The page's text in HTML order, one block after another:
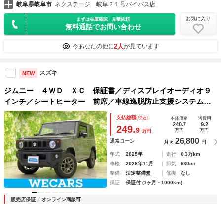
岐阜県岐阜市 ネクステージ 岐阜２１号バイパス店
まずは在庫確認・見積依頼
無料通話でお問い合わせ
お気に入り
今あなたの他に2人が見ています
NEW スズキ
ジムニー ４ＷＤ ＸＣ 保証書／ディスプレイオーディオ９
インチ／シートヒーター 前席／車線逸脱防止支援システム／
ドライブレコーダー 前後／ヘッドランプ ＬＥＤ／Ｂｌｕｅ
ｔｏｏｔｈ接続／ＥＴＣ／横滑り防止装置
支払総額(税込)
249.9 万円
本体価格
240.7
万円
諸費用
9.2
万円
通常ローン 月々 26,800 円
年式 2025年 走行
0.3万km
車検
2028年11月 排気
660cc
整備
法定整備無 修復
なし
保証
保証付 (1ヶ月・1000km)
販売店保証 オンライン商談可